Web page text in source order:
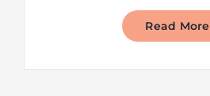
Read More